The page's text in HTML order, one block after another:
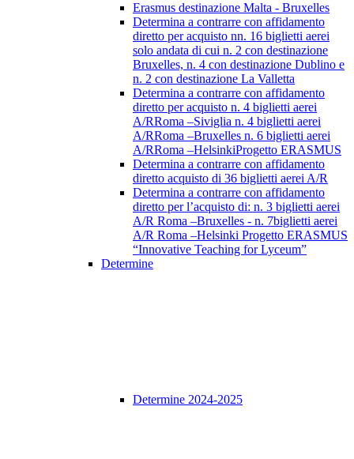
Erasmus destinazione Malta - Bruxelles
Determina a contrarre con affidamento
diretto per acquisto nn. 16 biglietti aerei
solo andata di cui n. 2 con destinazione
Bruxelles, n. 4 con destinazione Dublino e
n. 2 con destinazione La Valletta
Determina a contrarre con affidamento
diretto per acquisto n. 4 biglietti aerei
A/RRoma –Siviglia n. 4 biglietti aerei
A/RRoma –Bruxelles n. 6 biglietti aerei
A/RRoma –HelsinkiProgetto ERASMUS
Determina a contrarre con affidamento
diretto acquisto di 36 biglietti aerei A/R
Determina a contrarre con affidamento
diretto per l’acquisto di: n. 3 biglietti aerei
A/R Roma –Bruxelles - n. 7biglietti aerei
A/R Roma –Helsinki Progetto ERASMUS
“Innovative Teaching for Lyceum”
Determine
Determine 2024-2025